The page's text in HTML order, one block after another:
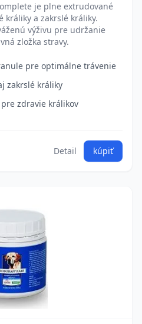
je plne extrudované
králiky a zakrslé králiky.
výživu pre udržanie
zložka stravy.
pre optimálne trávenie
zakrslé králiky
zdravie králikov
Detail kúpiť